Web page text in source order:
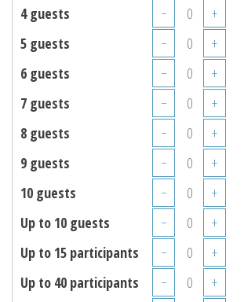
4 guests
−
+
5 guests
−
+
6 guests
−
+
7 guests
−
+
8 guests
−
+
9 guests
−
+
10 guests
−
+
Up to 10 guests
−
+
Up to 15 participants
−
+
Up to 40 participants
−
+